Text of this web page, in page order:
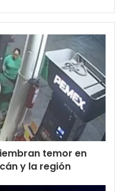
temor en
y la región